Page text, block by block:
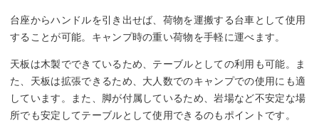
台座からハンドルを引き出せば、荷物を運搬する台車として使用
することが可能。キャンプ時の重い荷物を手軽に運べます。
天板は木製でできているため、テーブルとしての利用も可能。ま
た、天板は拡張できるため、大人数でのキャンプでの使用にも適
しています。また、脚が付属しているため、岩場など不安定な場
所でも安定してテーブルとして使用できるのもポイントです。